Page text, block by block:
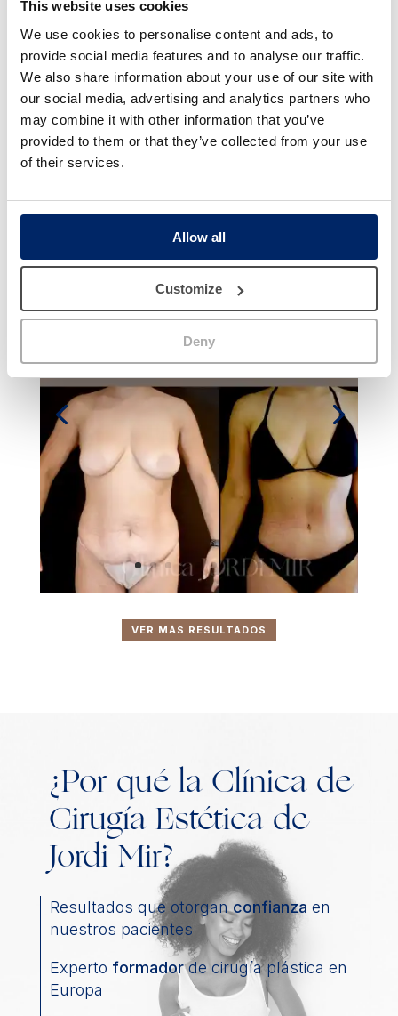
This website uses cookies
We use cookies to personalise content and ads, to
provide social media features and to analyse our traffic.
We also share information about your use of our site with
our social media, advertising and analytics partners who
may combine it with other information that you’ve
provided to them or that they’ve collected from your use
of their services.
Allow all
Customize
Deny
antes y después
Estos son losresultados de una
abdominoplastiarealizada en la Clínica Jordi
Mir. En las imágenes se puede observar cómo el
Dr. Jordi Mir utiliza técnicas avanzadas para
eliminar la piel y grasa sobrante. También tensa
los músculos abdominales según sea necesario.
firme.
VER MÁS RESULTADOS
¿Por qué la Clínica de
Cirugía Estética de
Jordi Mir?
Resultados que otorganconfianza en
nuestros pacientes
Experto formadorde cirugía plástica en
Europa